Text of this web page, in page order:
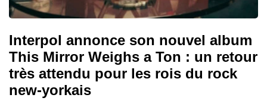
Interpol annonce son nouvel album
This Mirror Weighs a Ton : un retour
très attendu pour les rois du rock
new-yorkais